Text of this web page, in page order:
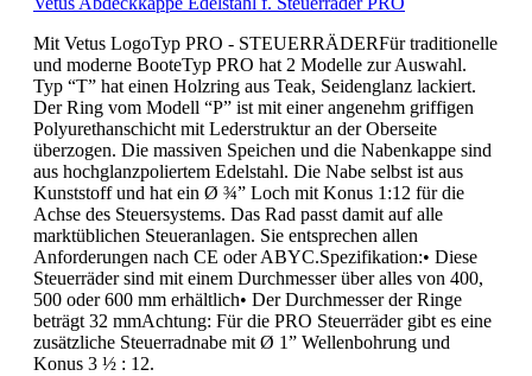
Mit Vetus LogoTyp PRO - STEUERRÄDERFür traditionelle
und moderne BooteTyp PRO hat 2 Modelle zur Auswahl.
Typ “T” hat einen Holzring aus Teak, Seidenglanz lackiert.
Der Ring vom Modell “P” ist mit einer angenehm griffigen
Polyurethanschicht mit Lederstruktur an der Oberseite
überzogen. Die massiven Speichen und die Nabenkappe sind
aus hochglanzpoliertem Edelstahl. Die Nabe selbst ist aus
Kunststoff und hat ein Ø ¾” Loch mit Konus 1:12 für die
Achse des Steuersystems. Das Rad passt damit auf alle
marktüblichen Steueranlagen. Sie entsprechen allen
Anforderungen nach CE oder ABYC.Spezifikation:• Diese
Steuerräder sind mit einem Durchmesser über alles von 400,
500 oder 600 mm erhältlich• Der Durchmesser der Ringe
beträgt 32 mmAchtung: Für die PRO Steuerräder gibt es eine
zusätzliche Steuerradnabe mit Ø 1” Wellenbohrung und
Konus 3 ½ : 12.